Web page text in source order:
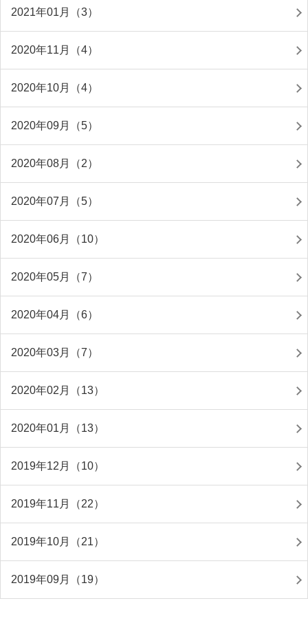
2021年01月（3）
2020年11月（4）
2020年10月（4）
2020年09月（5）
2020年08月（2）
2020年07月（5）
2020年06月（10）
2020年05月（7）
2020年04月（6）
2020年03月（7）
2020年02月（13）
2020年01月（13）
2019年12月（10）
2019年11月（22）
2019年10月（21）
2019年09月（19）